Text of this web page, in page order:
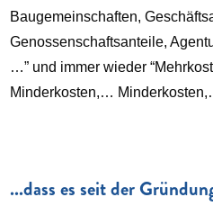
Baugemeinschaften,
Genossenschaftsanteile,
…” und immer wieder
Minderkosten,…
...dass es seit der